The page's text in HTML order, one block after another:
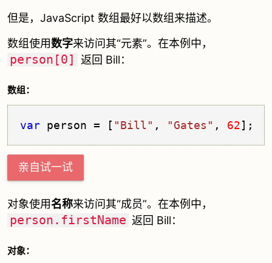
但是，JavaScript 数组最好以数组来描述。
数组使用数字来访问其“元素”。在本例中，
person[0] 返回 Bill：
数组：
var person = [ "Bill" , "Gates" , 62];
亲自试一试
对象使用名称来访问其“成员”。在本例中，
person.firstName 返回 Bill：
对象：